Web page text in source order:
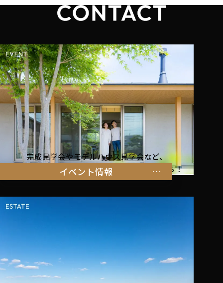
イベント情報
完成見学会やモデルハウス見学会など、
暮らしを体感できるイベント情報はこちらから！